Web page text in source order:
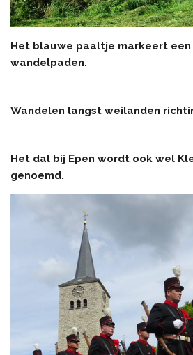
Het blauwe paaltje markeert een
wandelpaden.
Wandelen langst weilanden
Het dal bij Epen wordt ook wel
genoemd.